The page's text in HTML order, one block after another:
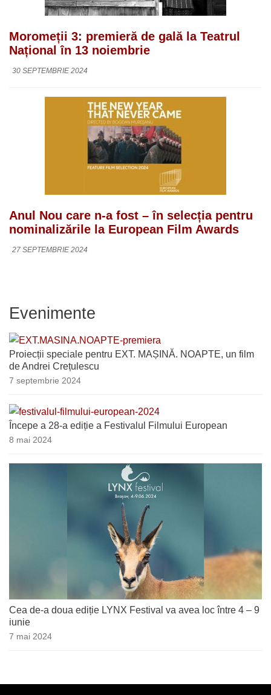
Moromeții 3: premieră de gală la Teatrul
Național în 13 noiembrie
30 SEPTEMBRIE 2024
Anul Nou care n-a fost – în selecția pentru
nominalizările la European Film Awards
27 SEPTEMBRIE 2024
Evenimente
Proiecții speciale pentru EXT. MAȘINĂ. NOAPTE, un film
de Andrei Crețulescu
7 septembrie 2024
Începe a 28-a ediție a Festivalul Filmului European
8 mai 2024
Cea de-a doua ediție LYNX Festival va avea loc între 4 – 9
iunie
7 mai 2024